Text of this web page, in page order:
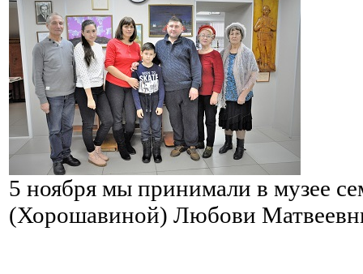
5 ноября мы принимали в музее
(Хорошавиной) Любови